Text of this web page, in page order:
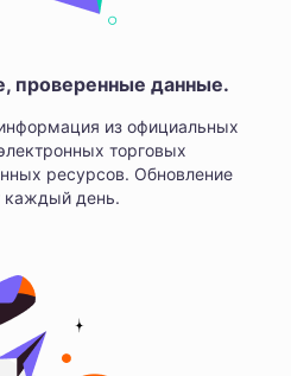
проверенные данные.
из официальных
торговых
ресурсов. Обновление
каждый день.